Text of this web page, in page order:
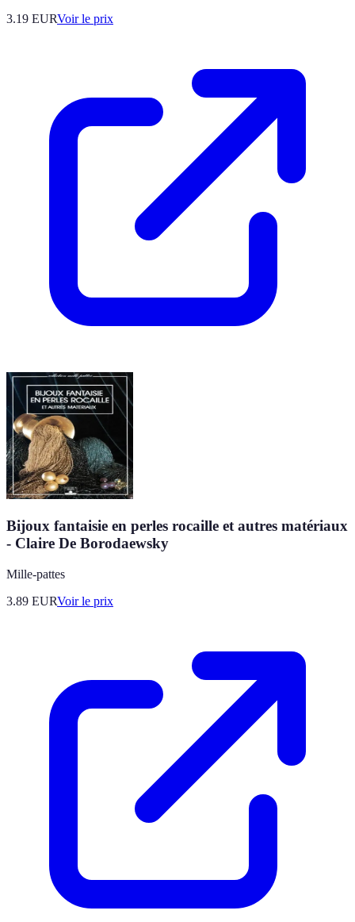
3.19 EURVoir le prix
Bijoux fantaisie en perles rocaille et autres matériaux
- Claire De Borodaewsky
Mille-pattes
3.89 EURVoir le prix